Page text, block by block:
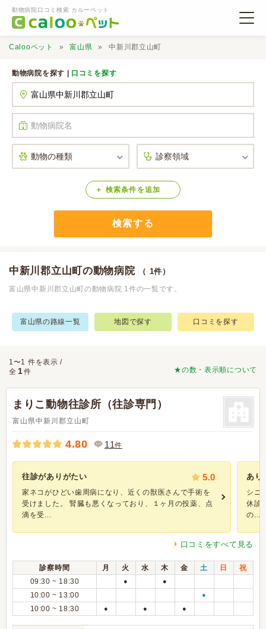
動物病院口コミ検索 カルーペット
口コミ検索
Calooペットとは？
Calooペット 富山県 中新川郡立山町
動物病院を探す | 口コミを探す
検索条件 を追加
検索する
中新川郡立山町の動物病院 （ 1件）
富山県中新川郡立山町の動物病院 1件の一覧です。
富山県の路線一覧 地図で探す 口コミを探す
★の数・表示順について
1〜1 件を表示 /
全 1件
まりこ動物往診所（往診専門）
富山県中新川郡立山町
4.80 11件
往診がありがたい 5.0
家ネコがひどい歯周病になり、近くの獣医さんで手術を
受けました。 腎臓も悪くなっており、１ヶ月の投薬、点
滴を受...
あり
シニ
休診
の...
口コミをすべて見る
診察時間 月 火 水 木 金 土 日
祝
09:30 ~ 18:30
● ●
10:00 ~ 13:00 ●
10:00 ~ 18:30 ● ● ●